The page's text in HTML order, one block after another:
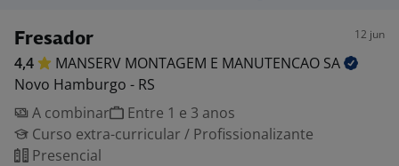
Fresador 12 jun
4,4 MANSERV MONTAGEM E MANUTENCAO SA
Novo Hamburgo - RS
A combinar
Entre 1 e 3 anos
Curso extra-curricular / Profissionalizante
Presencial